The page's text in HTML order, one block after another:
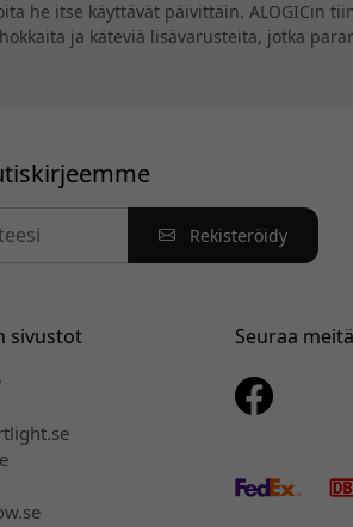
he itse käyttävät päivittäin. ALOGICin
ja käteviä lisävarusteita, jotka
Rekisteröidy
sivustot Seuraa meitä